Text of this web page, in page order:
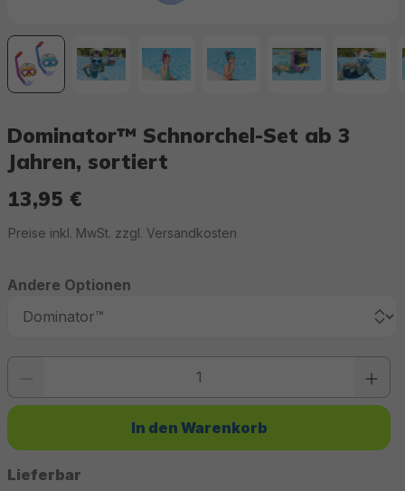
Dominator™ Schnorchel-Set ab 3
Jahren, sortiert
13,95 €
Preise inkl. MwSt. zzgl. Versandkosten
Lieferbar
Andere Optionen
Produkt Anzahl: Gib den gewünschten Wert ein oder benutze die
In den Warenkorb